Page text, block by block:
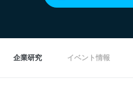
企業研究 イベント情報